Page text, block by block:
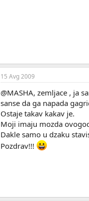
15 Avg 2009
@MASHA, zemljace , ja
sanse da ga napada
Ostaje takav kakav je.
Moji imaju mozda
Dakle samo u dzaku
Pozdrav!!!